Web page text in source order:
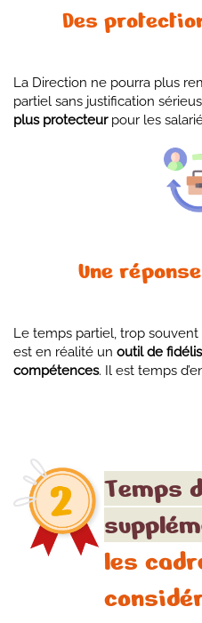
Des
La Direction ne pourra plus
partiel sans justification
plus protecteurpour les
Une
Le temps partiel, trop
est en réalité un outil de
compétences. Il est temps
Temps
les